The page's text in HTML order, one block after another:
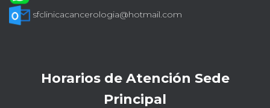
sfclinicacancerologia@hotmail.com
Horarios de Atención Sede
Principal